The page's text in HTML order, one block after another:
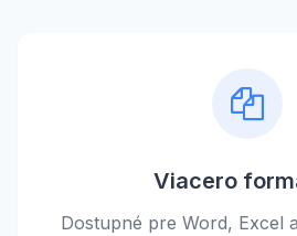
Viacero
Dostupné pre Word, Excel